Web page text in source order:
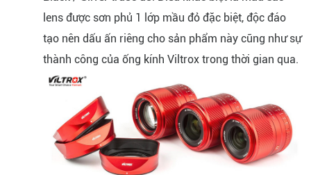
lens được sơn phủ 1 lớp mầu đỏ đặc biệt, độc đáo
tạo nên dấu ấn riêng cho sản phẩm này cũng như sự
thành công của ống kính Viltrox trong thời gian qua.